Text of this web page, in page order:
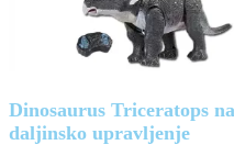
Dinosaurus Triceratops na
daljinsko upravljenje